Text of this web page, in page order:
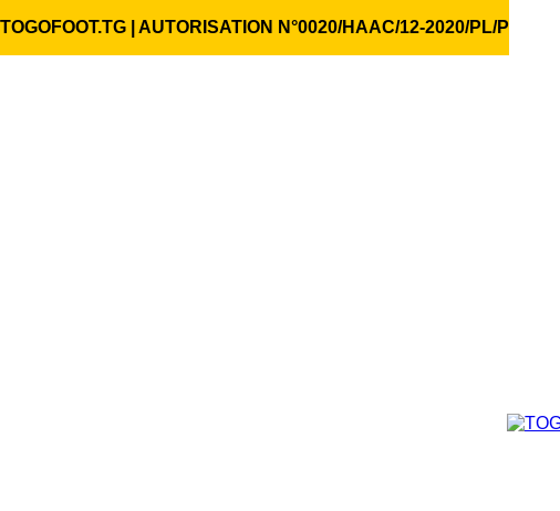
TOGOFOOT.TG | AUTORISATION N°0020/HAAC/12-2020/PL/P